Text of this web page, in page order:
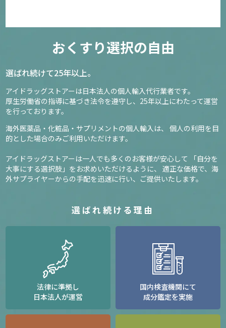
おくすり選択の自由
選ばれ続けて25年以上。
アイドラッグストアーは日本法人の個人輸入代行業者です。
厚生労働省の指導に基づき法令を遵守し、 25年以上にわたって運営
を行っております。
海外医薬品・化粧品・サプリメントの個人輸入は、
個人の利用を目
的とした場合のみご利用いただけます。
アイドラッグストアーは一人でも多くのお客様が安心して
「自分を
大事にする選択肢」をお求めいただけるように、
適正な価格で、海
外サプライヤーからの手配を迅速に行い、ご提供いたします。
選ばれ続ける理由
法律に準拠し
日本法人が運営
国内検査機関にて
成分鑑定を実施